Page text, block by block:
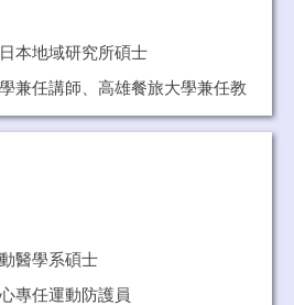
本地域研究所碩士
兼任講師、高雄餐旅大學兼任教
醫學系碩士
專任運動防護員